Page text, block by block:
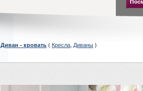
Диван - кровать ( Кресла, Диваны)